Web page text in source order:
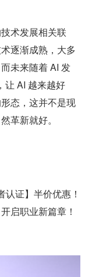
术发展相关联
逐渐成熟，大多
未来随着 AI 发
让 AI 越来越好
态，这并不是现
革新就好。
证】半价优惠！
启职业新篇章！